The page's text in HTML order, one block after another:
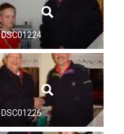
DSC01224
DSC01226